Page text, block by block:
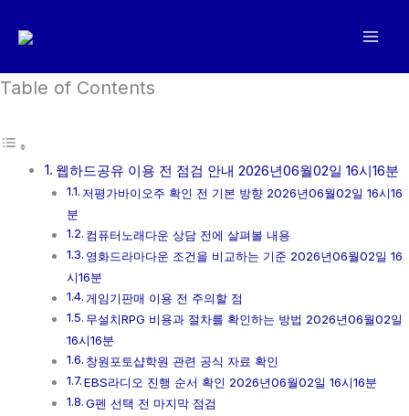
로
너
Table of Contents
웹하드공유 이용 전 점검 안내 2026년06월02일 16시16분
저평가바이오주 확인 전 기본 방향 2026년06월02일 16시16
분
컴퓨터노래다운 상담 전에 살펴볼 내용
영화드라마다운 조건을 비교하는 기준 2026년06월02일 16
시16분
게임기판매 이용 전 주의할 점
무설치RPG 비용과 절차를 확인하는 방법 2026년06월02일
16시16분
창원포토샵학원 관련 공식 자료 확인
EBS라디오 진행 순서 확인 2026년06월02일 16시16분
G펜 선택 전 마지막 점검